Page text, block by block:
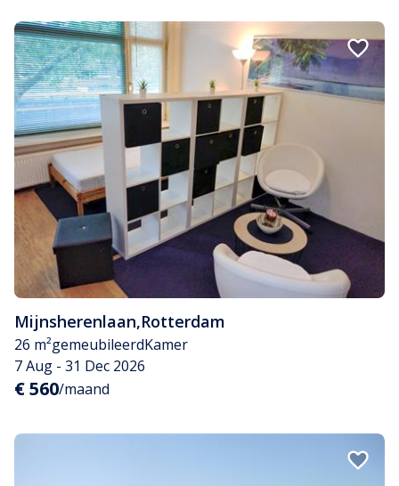
Mijnsherenlaan,Rotterdam
26 m²gemeubileerdKamer
7 Aug - 31 Dec 2026
€ 560/maand